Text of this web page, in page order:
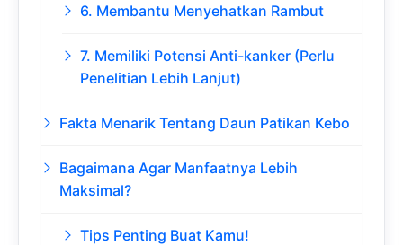
6. Membantu Menyehatkan Rambut
7. Memiliki Potensi Anti-kanker (Perlu
Penelitian Lebih Lanjut)
Fakta Menarik Tentang Daun Patikan Kebo
Bagaimana Agar Manfaatnya Lebih
Maksimal?
Tips Penting Buat Kamu!